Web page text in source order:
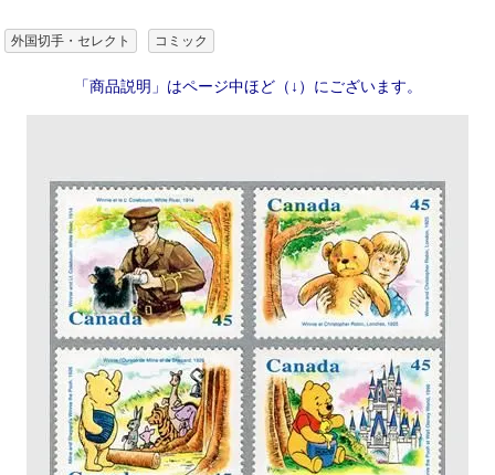
外国切手・セレクト コミック
「商品説明」はページ中ほど（↓）にございます。